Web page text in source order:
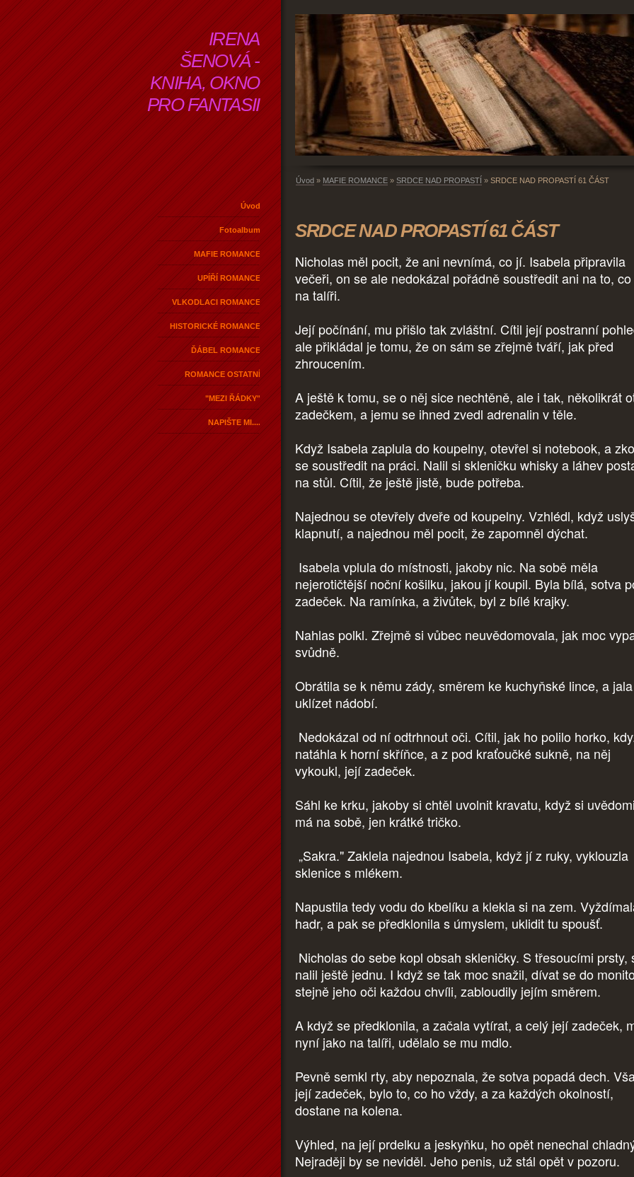
IRENA
ŠENOVÁ -
KNIHA, OKNO
PRO FANTASII
Úvod
Fotoalbum
MAFIE ROMANCE
UPÍŘÍ ROMANCE
VLKODLACI ROMANCE
HISTORICKÉ ROMANCE
ĎÁBEL ROMANCE
ROMANCE OSTATNÍ
"MEZI ŘÁDKY"
NAPIŠTE MI....
Úvod » MAFIE ROMANCE » SRDCE NAD PROPASTÍ » SRDCE NAD PROPASTÍ 61 ČÁST
SRDCE NAD PROPASTÍ 61 ČÁST
Nicholas měl pocit, že ani nevnímá, co jí. Isabela připravila
večeři, on se ale nedokázal pořádně soustředit ani na to,
na talíři.
Její počínání, mu přišlo tak zvláštní. Cítil její postranní
ale přikládal je tomu, že on sám se zřejmě tváří, jak před
zhroucením.
A ještě k tomu, se o něj sice nechtěně, ale i tak, několikrát
zadečkem, a jemu se ihned zvedl adrenalin v těle.
Když Isabela zaplula do koupelny, otevřel si notebook, a
se soustředit na práci. Nalil si skleničku whisky a láhev
na stůl. Cítil, že ještě jistě, bude potřeba.
Najednou se otevřely dveře od koupelny. Vzhlédl, když
klapnutí, a najednou měl pocit, že zapomněl dýchat.
Isabela vplula do místnosti, jakoby nic. Na sobě měla
nejerotičtější noční košilku, jakou jí koupil. Byla bílá, sotva
zadeček. Na ramínka, a živůtek, byl z bílé krajky.
Nahlas polkl. Zřejmě si vůbec neuvědomovala, jak moc
svůdně.
Obrátila se k němu zády, směrem ke kuchyňské lince, a
uklízet nádobí.
Nedokázal od ní odtrhnout oči. Cítil, jak ho polilo horko,
natáhla k horní skříňce, a z pod kraťoučké sukně, na něj
vykoukl, její zadeček.
Sáhl ke krku, jakoby si chtěl uvolnit kravatu, když si
má na sobě, jen krátké tričko.
„Sakra." Zaklela najednou Isabela, když jí z ruky, vyklouzla
sklenice s mlékem.
Napustila tedy vodu do kbelíku a klekla si na zem.
hadr, a pak se předklonila s úmyslem, uklidit tu spoušť.
Nicholas do sebe kopl obsah skleničky. S třesoucími prsty,
nalil ještě jednu. I když se tak moc snažil, dívat se do
stejně jeho oči každou chvíli, zabloudily jejím směrem.
A když se předklonila, a začala vytírat, a celý její zadeček,
nyní jako na talíři, udělalo se mu mdlo.
Pevně semkl rty, aby nepoznala, že sotva popadá dech.
její zadeček, bylo to, co ho vždy, a za každých okolností,
dostane na kolena.
Výhled, na její prdelku a jeskyňku, ho opět nenechal
Nejraději by se neviděl. Jeho penis, už stál opět v pozoru.